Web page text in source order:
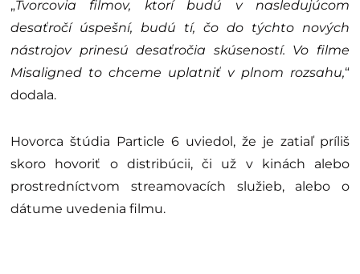
„Tvorcovia filmov, ktorí budú v nasledujúcom
desaťročí úspešní, budú tí, čo do týchto nových
nástrojov prinesú desaťročia skúseností. Vo filme
Misaligned to chceme uplatniť v plnom rozsahu,“
dodala.
Hovorca štúdia Particle 6 uviedol, že je zatiaľ príliš
skoro hovoriť o distribúcii, či už v kinách alebo
prostredníctvom streamovacích služieb, alebo o
dátume uvedenia filmu.